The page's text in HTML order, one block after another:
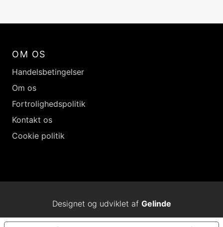
OM OS
Handelsbetingelser
Om os
Fortrolighedspolitik
Kontakt os
Cookie politik
Designet og udviklet af Gelinde